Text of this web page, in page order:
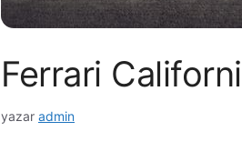
Ferrari
yazar admin